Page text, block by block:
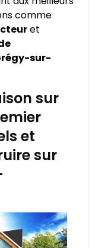
comme
et
sur-
sur
et
sur